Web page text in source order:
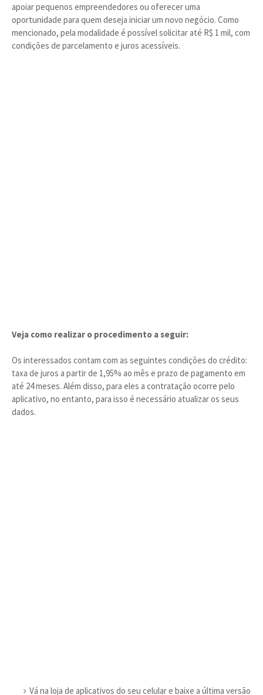
apoiar pequenos empreendedores ou oferecer uma
oportunidade para quem deseja iniciar um novo negócio. Como
mencionado, pela modalidade é possível solicitar até R$ 1 mil, com
condições de parcelamento e juros acessíveis.
Veja como realizar o procedimento a seguir:
Os interessados contam com as seguintes condições do crédito:
taxa de juros a partir de 1,95% ao mês e prazo de pagamento em
até 24 meses. Além disso, para eles a contratação ocorre pelo
aplicativo, no entanto, para isso é necessário atualizar os seus
dados.
Vá na loja de aplicativos do seu celular e baixe a última versão